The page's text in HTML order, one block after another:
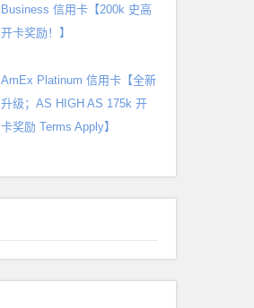
Business 信用卡【200k 史高
开卡奖励！】
AmEx Platinum 信用卡【全新
升级；AS HIGH AS 175k 开
卡奖励 Terms Apply】